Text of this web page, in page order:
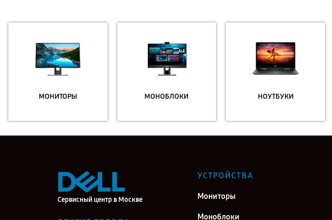
МОНИТОРЫ МОНОБЛОКИ НОУТБУКИ
Сервисный центр в Москве
УСТРОЙСТВА
Мониторы
Моноблоки